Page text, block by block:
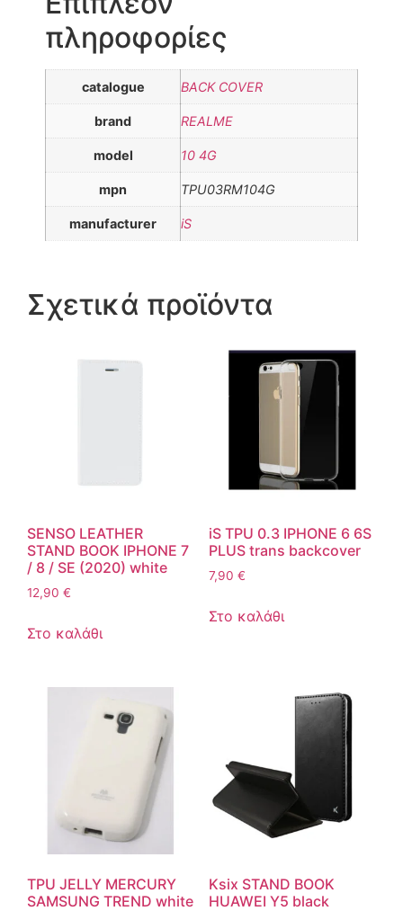
πληροφορίες
catalogue BACK COVER
brand REALME
model 10 4G
mpn TPU03RM104G
manufacturer iS
Σχετικά προϊόντα
SENSO LEATHER
STAND BOOK IPHONE 7
/ 8 / SE (2020) white
12,90 €
Στο καλάθι
iS TPU 0.3 IPHONE 6 6S
PLUS trans backcover
7,90 €
Στο καλάθι
TPU JELLY MERCURY
SAMSUNG TREND white
Ksix STAND BOOK
HUAWEI Y5 black